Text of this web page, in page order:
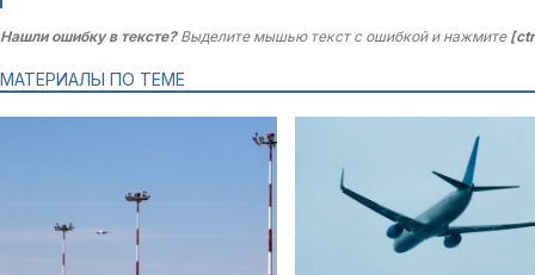
Нашли ошибку в тексте?Выделите мышью текст с ошибкой и нажмите
МАТЕРИАЛЫ ПО ТЕМЕ